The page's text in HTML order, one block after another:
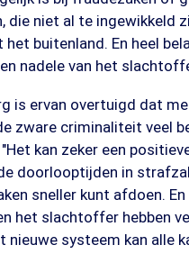
die niet al te ingewikkeld
het buitenland. En heel
nadele van het
is ervan overtuigd dat
zware criminaliteit veel
kan zeker een
doorlooptijden in
sneller kunt afdoen.
het slachtoffer hebben
nieuwe systeem kan alle